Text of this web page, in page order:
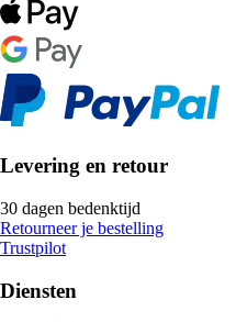
Levering en retour
30 dagen bedenktijd
Retourneer je bestelling
Trustpilot
Diensten